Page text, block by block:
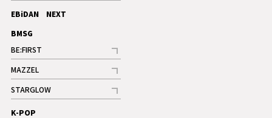
記事
EBiDAN NEXT
BMSG
BE:FIRST
記事
ギャラリー
MAZZEL
記事
ギャラリー
STARGLOW
記事
K-POP